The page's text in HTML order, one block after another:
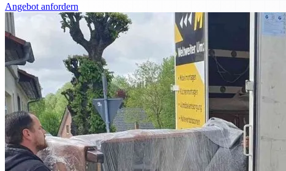
Angebot anfordern